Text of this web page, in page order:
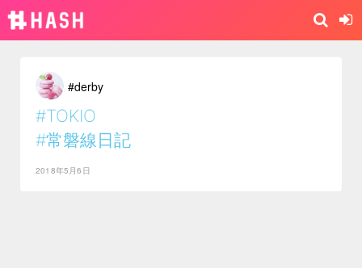
#derby
#TOKIO
#常磐線日記
2018年5月6日